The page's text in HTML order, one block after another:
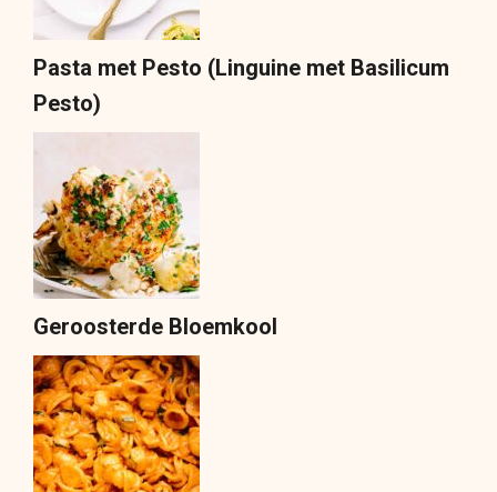
Pasta met Pesto (Linguine met Basilicum
Pesto)
Geroosterde Bloemkool